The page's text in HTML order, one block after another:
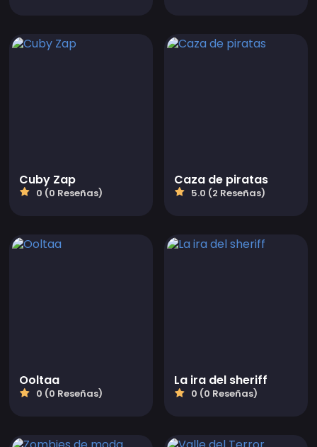
Cuby Zap
0 (0 Reseñas)
Caza de piratas
5.0 (2 Reseñas)
Ooltaa
0 (0 Reseñas)
La ira del sheriff
0 (0 Reseñas)